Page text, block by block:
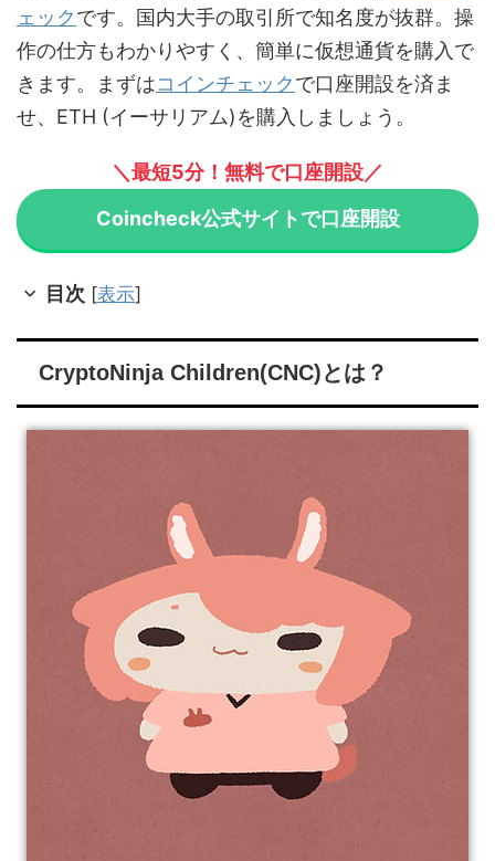
ェックです。国内大手の取引所で知名度が抜群。操
作の仕方もわかりやすく、簡単に仮想通貨を購入で
きます。まずはコインチェックで口座開設を済ま
せ、ETH (イーサリアム)を購入しましょう。
＼最短5分！無料で口座開設／
Coincheck公式サイトで口座開設
目次 [表示]
CryptoNinja Children(CNC)とは？